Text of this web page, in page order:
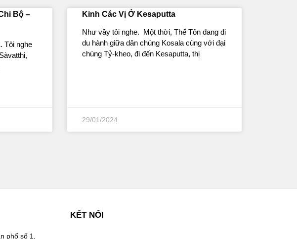
Bộ –
Tôi nghe
Kinh Các Vị Ở Kesaputta
Như vầy tôi nghe. Một thời, Thế Tôn đang đi
du hành giữa dân chúng Kosala cùng với đại
chúng Tỷ-kheo, đi đến Kesaputta, thị
29/01/2024
phố số 1,
KẾT NỐI